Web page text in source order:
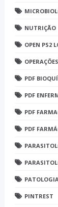
NUTRIÇÃO
OPEN PS2
PDF
PDF
PDF
PDF
PINTREST